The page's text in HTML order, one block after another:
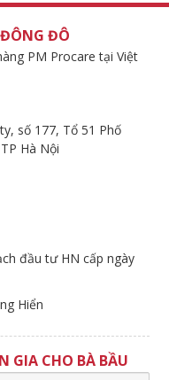
ĐÔ
PM Procare tại Việt
số 177, Tổ 51 Phố
Hà Nội
đầu tư HN cấp ngày
Hiển
GIA CHO BÀ BẦU